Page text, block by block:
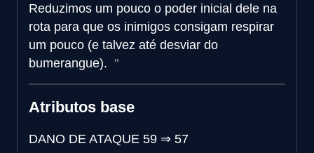
Reduzimos um pouco o poder inicial dele na
rota para que os inimigos consigam respirar
um pouco (e talvez até desviar do
bumerangue).
Atributos base
DANO DE ATAQUE 59 ⇒ 57